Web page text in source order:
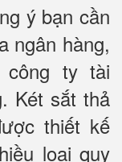
ý bạn cần
ngân hàng,
công ty tài
Két sắt thả
thiết kế
loại quy